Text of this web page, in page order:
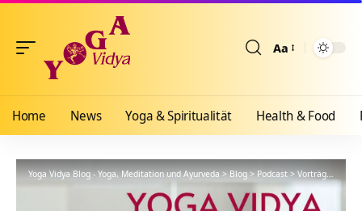
Aa
Home News Yoga & Spiritualität Health & Food
Yoga Vidya Blog - Yoga, Meditation und Ayurveda>Blog>Podcast>Vorträge >